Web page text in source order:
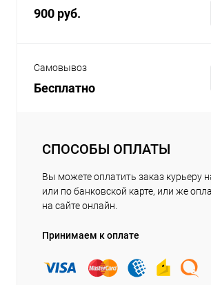
900 руб.
Самовывоз
Бесплатно
СПОСОБЫ ОПЛАТЫ
Вы можете оплатить заказ курьеру
или по банковской карте, или же
на сайте онлайн.
Принимаем к оплате